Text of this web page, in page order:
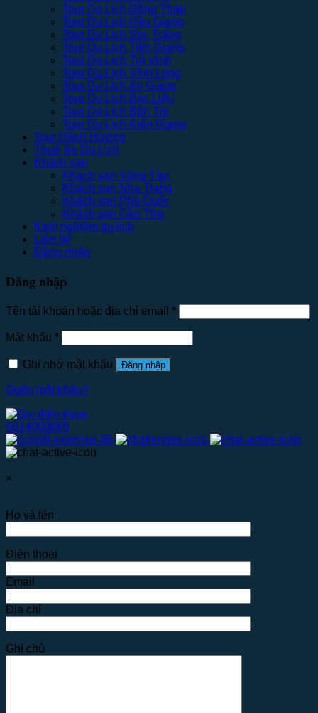
Tour Du Lịch Đồng Tháp
Tour Du Lịch Hậu Giang
Tour Du Lịch Sóc Trăng
Tour Du Lịch Tiền Giang
Tour Du Lịch Trà Vinh
Tour Du Lịch Vĩnh Long
Tour Du Lịch An Giang
Tour Du Lịch Bạc Liêu
Tour Du Lịch Bến Tre
Tour Du Lịch Kiên Giang
Tour Hành Hương
Thuê Xe Du Lịch
Khách sạn
Khách sạn Vũng Tàu
Khách sạn Nha Trang
Khách sạn Phú Quốc
Khách sạn Cần Thơ
Kinh nghiệm du lịch
Liên hệ
Đăng nhập
Đăng nhập
Tên tài khoản hoặc địa chỉ email *
Mật khẩu *
Ghi nhớ mật khẩu Đăng nhập
Quên mật khẩu?
0914000065
×
Họ và tên
Điện thoại
Email
Địa chỉ
Ghi chú